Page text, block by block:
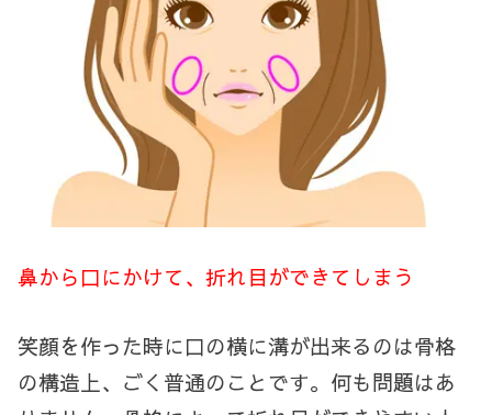
鼻から口にかけて、折れ目ができてしまう
笑顔を作った時に口の横に溝が出来るのは骨格
の構造上、ごく普通のことです。何も問題はあ